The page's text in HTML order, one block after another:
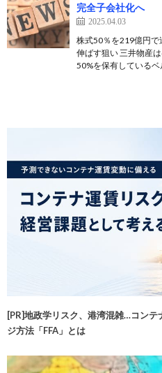
完全子会社化へ
2025.04.03
株式50％を219億円で
伸ばす狙い 三井物産
50%を保有している
[PR]地政学リスク、港湾混雑…コン
ジ方法「FFA」とは